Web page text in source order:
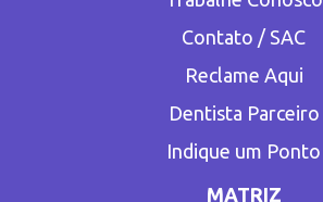
Contato / SAC
Reclame Aqui
Dentista Parceiro
Indique um Ponto
MATRIZ